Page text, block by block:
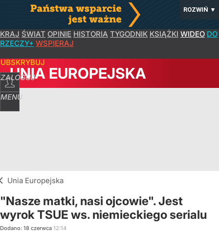
ROZWIŃ ▼
KRAJ ŚWIAT OPINIE HISTORIA TYGODNIK KSIĄŻKI WIDEO DO
RZECZY+ WSPIERAJ
ZALOGUJ
MENU
UNIA EUROPEJSKA
Unia Europejska
"Nasze matki, nasi ojcowie". Jest
wyrok TSUE ws. niemieckiego serialu
Dodano: 18 czerwca 12:14